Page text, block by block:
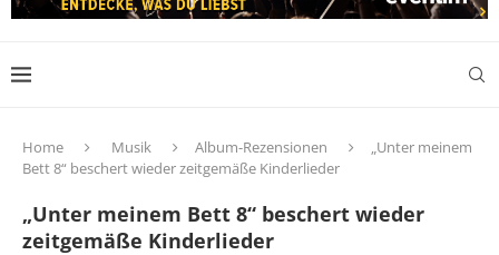
Home Musik Album-Rezensionen
„Unter meinem
Bett 8“ beschert wieder zeitgemäße Kinderlieder
„Unter meinem Bett 8“ beschert wieder
zeitgemäße Kinderlieder